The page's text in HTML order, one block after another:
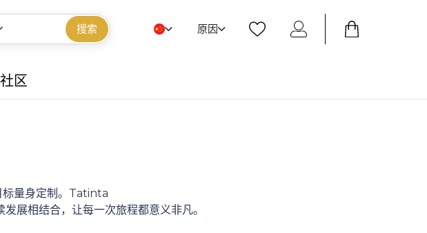
搜索 原因
区
量身定制。Tatinta
展相结合，让每一次旅程都意义非凡。